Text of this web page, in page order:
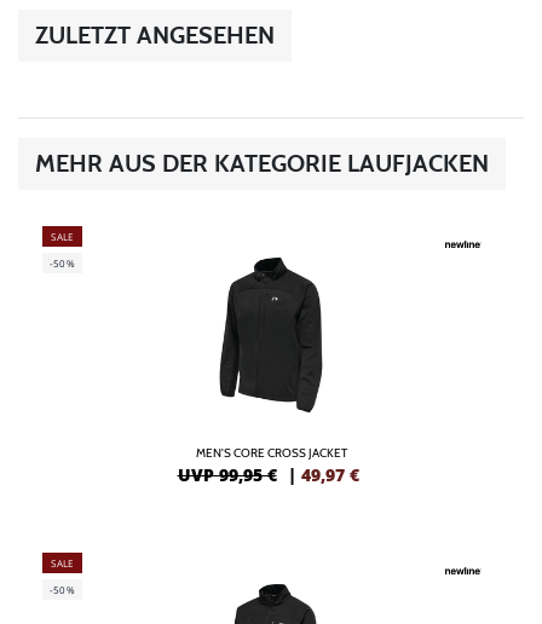
ZULETZT ANGESEHEN
MEHR AUS DER KATEGORIE LAUFJACKEN
SALE
-50%
MEN'S CORE CROSS JACKET
UVP 99,95 € | 49,97 €
SALE
-50%